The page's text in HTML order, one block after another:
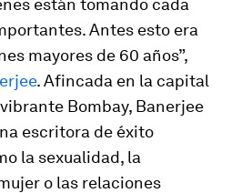
están tomando cada
Antes esto era
mayores de 60 años”,
. Afincada en la capital
Bombay, Banerjee
escritora de éxito
la sexualidad, la
o las relaciones